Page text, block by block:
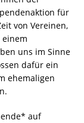
für
von Vereinen,
uns im Sinne
dafür ein
ehemaligen
auf